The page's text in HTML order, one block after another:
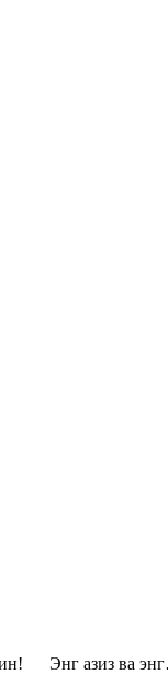
Энг азиз ва